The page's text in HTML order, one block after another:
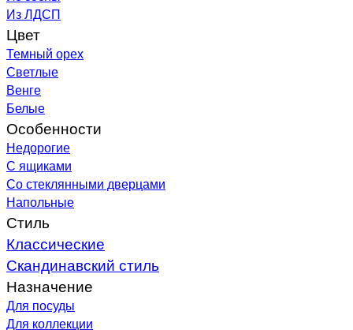
Из ЛДСП
Цвет
Темный орех
Светлые
Венге
Белые
Особенности
Недорогие
С ящиками
Со стеклянными дверцами
Напольные
Стиль
Классические
Скандинавский стиль
Назначение
Для посуды
Для коллекции